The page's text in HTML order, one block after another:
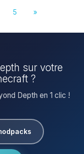
5 »
sur votre
?
Depth en 1 clic !